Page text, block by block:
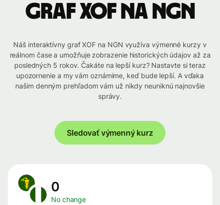
graf XOF na NGN
Náš interaktívny graf XOF na NGN využíva výmenné kurzy v
reálnom čase a umožňuje zobrazenie historických údajov až za
posledných 5 rokov. Čakáte na lepší kurz? Nastavte si teraz
upozornenie a my vám oznámime, keď bude lepší. A vďaka
našim denným prehľadom vám už nikdy neuniknú najnovšie
správy.
Sledovať výmenný kurz
0
No change